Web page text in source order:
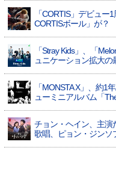
「CORTIS」デビュ
CORTISボール」が？
「Stray Kids」、「
ュニケーション拡大の
「MONSTA X」、約
ューミニアルバム「
チョン・ヘイン、主
歌唱、ピョン・ジンソ